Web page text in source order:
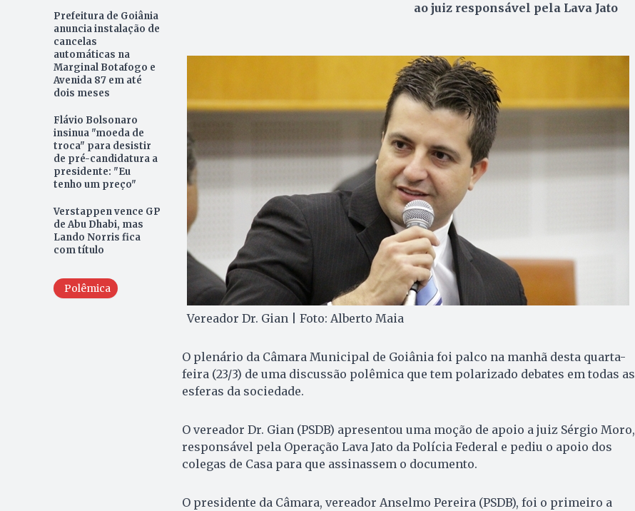
Prefeitura de Goiânia
anuncia instalação de
cancelas
automáticas na
Marginal Botafogo e
Avenida 87 em até
dois meses
Flávio Bolsonaro
insinua "moeda de
troca" para desistir
de pré-candidatura a
presidente: "Eu
tenho um preço"
Verstappen vence GP
de Abu Dhabi, mas
Lando Norris fica
com título
Polêmica
ao juiz responsável pela Lava Jato
Vereador Dr. Gian | Foto: Alberto Maia
O plenário da Câmara Municipal de Goiânia foi palco na manhã desta quarta-
feira (23/3) de uma discussão polêmica que tem polarizado debates em todas as
esferas da sociedade.
O vereador Dr. Gian (PSDB) apresentou uma moção de apoio a juiz Sérgio Moro,
responsável pela Operação Lava Jato da Polícia Federal e pediu o apoio dos
colegas de Casa para que assinassem o documento.
O presidente da Câmara, vereador Anselmo Pereira (PSDB), foi o primeiro a